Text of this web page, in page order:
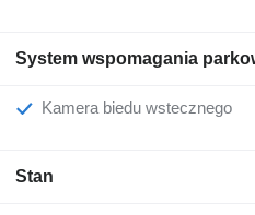
System wspomagania
Kamera biedu wstecznego
Stan